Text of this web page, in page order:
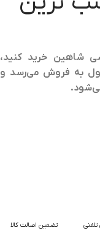
شاهین خرید کنید،
به فروش می‌رسد و
تلفنی تضمین اصالت کالا